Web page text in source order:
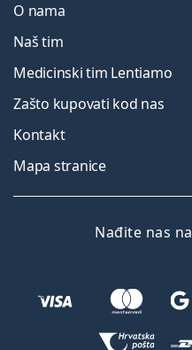
O nama
Naš tim
Medicinski tim Lentiamo
Zašto kupovati kod nas
Kontakt
Mapa stranice
Nađite nas na